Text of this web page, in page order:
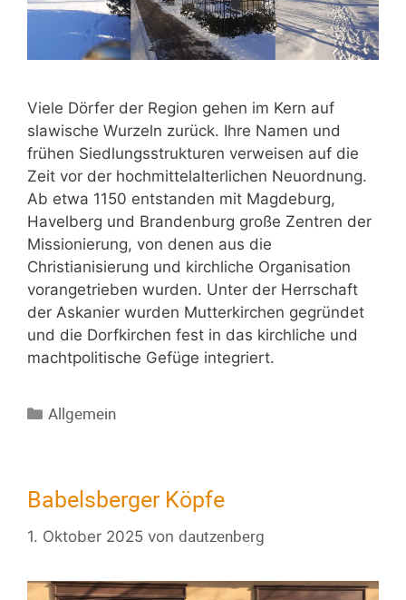
Viele Dörfer der Region gehen im Kern auf
slawische Wurzeln zurück. Ihre Namen und
frühen Siedlungsstrukturen verweisen auf die
Zeit vor der hochmittelalterlichen Neuordnung.
Ab etwa 1150 entstanden mit Magdeburg,
Havelberg und Brandenburg große Zentren der
Missionierung, von denen aus die
Christianisierung und kirchliche Organisation
vorangetrieben wurden. Unter der Herrschaft
der Askanier wurden Mutterkirchen gegründet
und die Dorfkirchen fest in das kirchliche und
machtpolitische Gefüge integriert.
Allgemein
Babelsberger Köpfe
1. Oktober 2025 von dautzenberg